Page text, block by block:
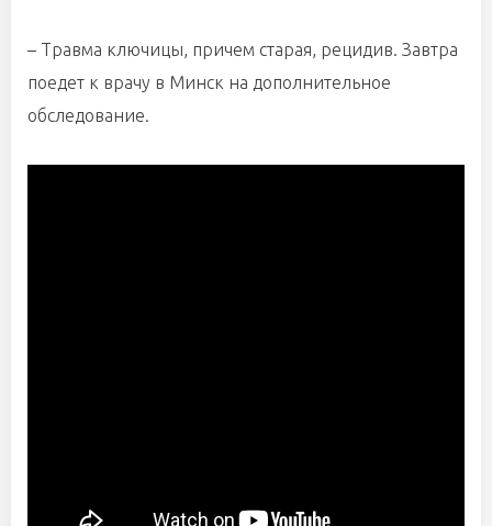
– Травма ключицы, причем старая, рецидив. Завтра
поедет к врачу в Минск на дополнительное
обследование.